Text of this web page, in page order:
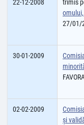
22-12-2008 trimis
27/01/
30-01-2009
02-02-2009
şi